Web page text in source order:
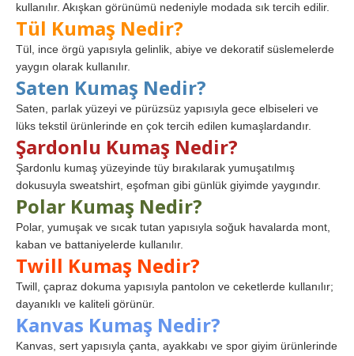
kullanılır. Akışkan görünümü nedeniyle modada sık tercih edilir.
Tül Kumaş Nedir?
Tül, ince örgü yapısıyla gelinlik, abiye ve dekoratif süslemelerde
yaygın olarak kullanılır.
Saten Kumaş Nedir?
Saten, parlak yüzeyi ve pürüzsüz yapısıyla gece elbiseleri ve
lüks tekstil ürünlerinde en çok tercih edilen kumaşlardandır.
Şardonlu Kumaş Nedir?
Şardonlu kumaş yüzeyinde tüy bırakılarak yumuşatılmış
dokusuyla sweatshirt, eşofman gibi günlük giyimde yaygındır.
Polar Kumaş Nedir?
Polar, yumuşak ve sıcak tutan yapısıyla soğuk havalarda mont,
kaban ve battaniyelerde kullanılır.
Twill Kumaş Nedir?
Twill, çapraz dokuma yapısıyla pantolon ve ceketlerde kullanılır;
dayanıklı ve kaliteli görünür.
Kanvas Kumaş Nedir?
Kanvas, sert yapısıyla çanta, ayakkabı ve spor giyim ürünlerinde